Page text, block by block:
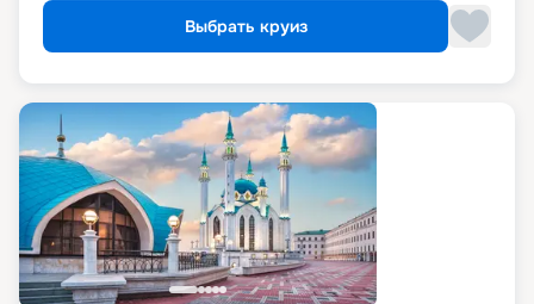
Выбрать круиз